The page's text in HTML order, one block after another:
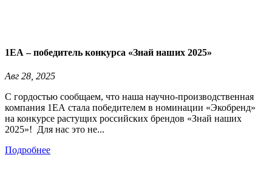
1ЕА – победитель конкурса «Знай наших 2025»
Авг 28, 2025
С гордостью сообщаем, что наша научно-производственная
компания 1ЕА стала победителем в номинации «Экобренд»
на конкурсе растущих российских брендов «Знай наших
2025»! Для нас это не...
Подробнее